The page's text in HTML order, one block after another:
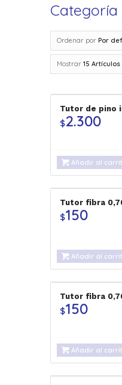
Categoría
Ordenar por Por
Mostrar 15
Tutor de pino
$2.300
Añadir al
Tutor fibra
$150
Añadir al
Tutor fibra
$150
Añadir al